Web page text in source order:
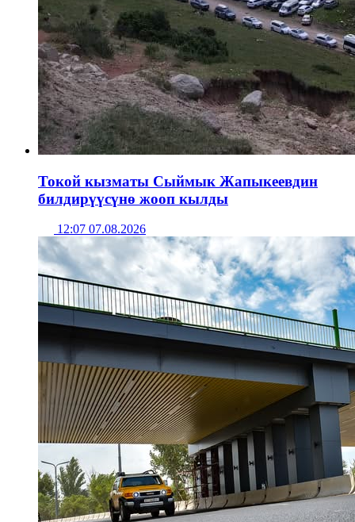
Токой кызматы Сыймык Жапыкеевдин
билдирүүсүнө жооп кылды
12:07 07.08.2026